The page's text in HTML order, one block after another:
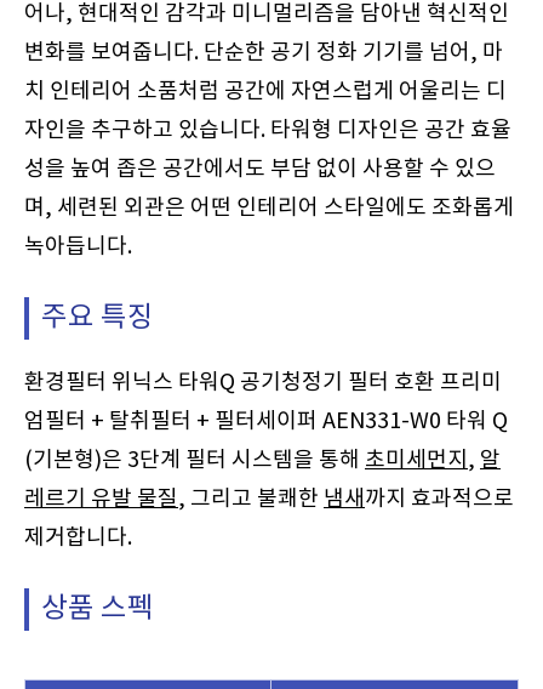
어나, 현대적인 감각과 미니멀리즘을 담아낸 혁신적인
변화를 보여줍니다. 단순한 공기 정화 기기를 넘어, 마
치 인테리어 소품처럼 공간에 자연스럽게 어울리는 디
자인을 추구하고 있습니다. 타워형 디자인은 공간 효율
성을 높여 좁은 공간에서도 부담 없이 사용할 수 있으
며, 세련된 외관은 어떤 인테리어 스타일에도 조화롭게
녹아듭니다.
주요 특징
환경필터 위닉스 타워Q 공기청정기 필터 호환 프리미
엄필터 + 탈취필터 + 필터세이퍼 AEN331-W0 타워 Q
(기본형)은 3단계 필터 시스템을 통해 초미세먼지 , 알
레르기 유발 물질, 그리고 불쾌한 냄새까지 효과적으로
제거합니다.
상품 스펙